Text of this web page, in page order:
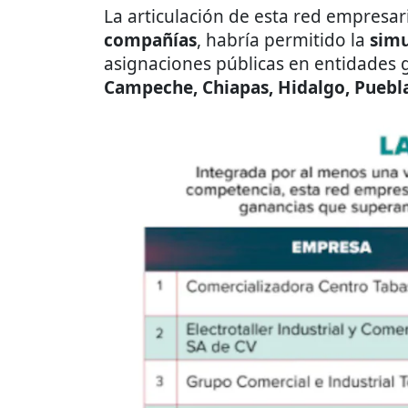
La articulación de esta red
compañías, habría permitido la
asignaciones públicas en
Campeche, Chiapas, Hidalgo,